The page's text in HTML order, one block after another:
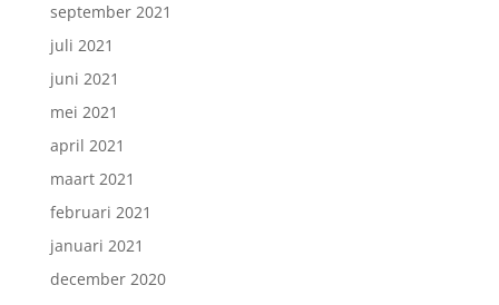
september 2021
juli 2021
juni 2021
mei 2021
april 2021
maart 2021
februari 2021
januari 2021
december 2020